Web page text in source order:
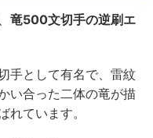
竜500文切手の逆刷エ
手として有名で、雷紋
い合った二体の竜が描
れています。